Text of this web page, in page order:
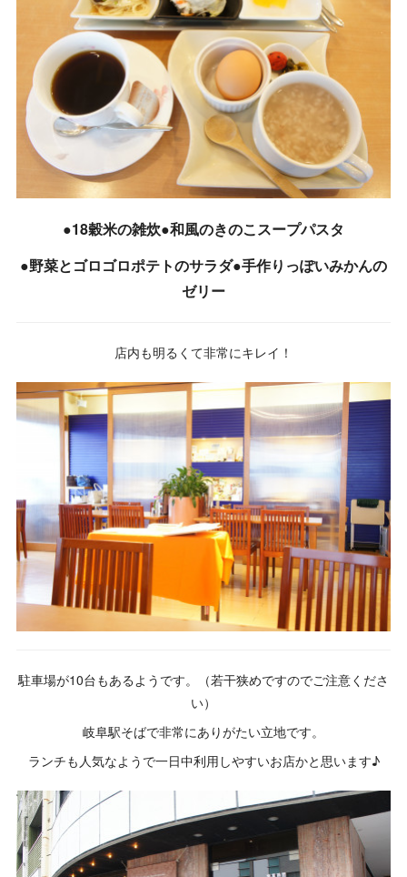
●18穀米の雑炊●和風のきのこスープパスタ
●野菜とゴロゴロポテトのサラダ●手作りっぽいみかんの
ゼリー
店内も明るくて非常にキレイ！
駐車場が10台もあるようです。（若干狭めですのでご注意くださ
い）
岐阜駅そばで非常にありがたい立地です。
ランチも人気なようで一日中利用しやすいお店かと思います♪